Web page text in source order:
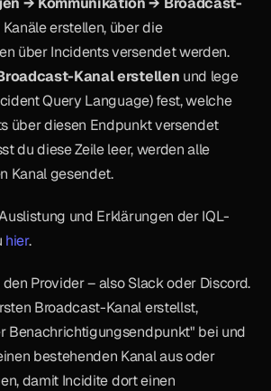
erstellen, über die
über Incidents versendet werden.
Kanal erstellen und lege
Query Language) fest, welche
über diesen Endpunkt versendet
du diese Zeile leer, werden alle
Kanal gesendet.
und Erklärungen der IQL-
hier.
Provider – also Slack oder Discord.
Broadcast-Kanal erstellst,
Benachrichtigungsendpunkt" bei und
bestehenden Kanal aus oder
damit Incidite dort einen